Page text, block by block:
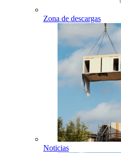
Zona de descargas
Noticias